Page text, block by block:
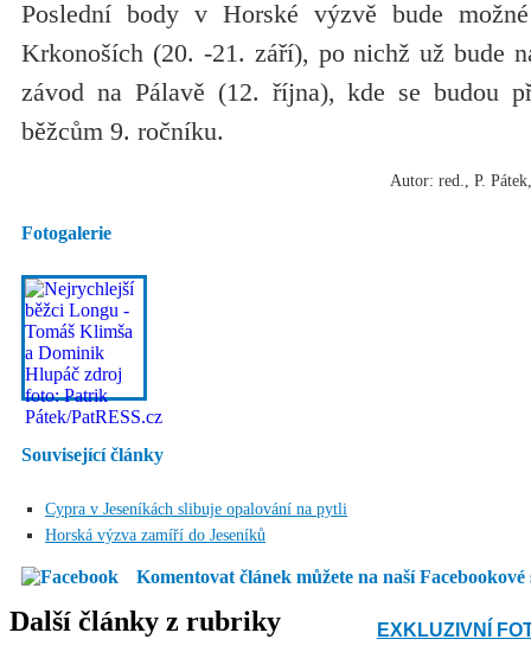
Poslední body v Horské výzvě bude
Krkonoších (20. -21. září), po nichž už bude
závod na Pálavě (12. října), kde se budou
běžcům 9. ročníku.
Autor: red., P.
Fotogalerie
Související články
Cypra v Jeseníkách slibuje opalování na pytli
Horská výzva zamíří do Jeseníků
Komentovat článek můžete na naší Facebookové
Další články z rubriky EXKLUZIVNÍ